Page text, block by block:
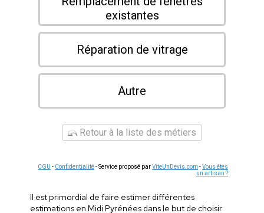
existantes
Réparation de vitrage
Autre
Retour à la liste des métiers
CGU - Confidentialité- Service proposé parViteUnDevis.com -Vous êtes
un artisan ?
Il est primordial de faire estimer différentes
estimations en Midi Pyrénées dans le but de choisir